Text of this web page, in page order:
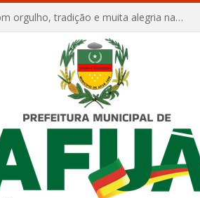
Afuá comemora 136 anos com orgulho, tradição e muita alegria na Quadra Dr. Nelson Salomão